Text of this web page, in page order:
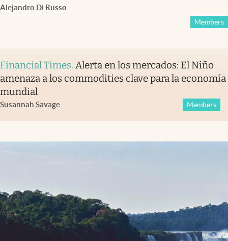
Alejandro Di Russo
Members
Financial Times. Alerta en los mercados: El Niño
amenaza a los commodities clave para la economía
mundial
Susannah Savage Members